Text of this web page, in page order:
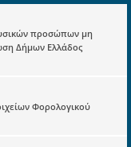
προσώπων μη
Δήμων Ελλάδος
Φορολογικού
να συμβάλλει